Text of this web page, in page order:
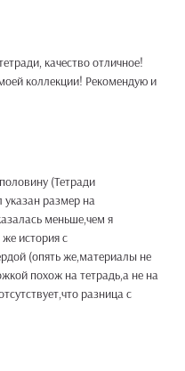
качество отличное!
коллекции! Рекомендую и
(Тетради
указан размер на
меньше,чем я
история с
(опять же,материалы не
похож на тетрадь,а не на
разница с